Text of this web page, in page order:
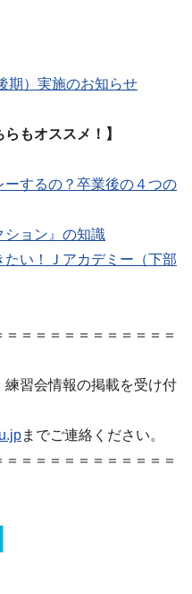
）実施のお知らせ
もオススメ！】
するの？卒業後の４つの
ション』の知識
い！Ｊアカデミー（下部
＝＝＝＝＝＝＝＝＝＝＝
習会情報の掲載を受け付
までご連絡ください。
＝＝＝＝＝＝＝＝＝＝＝